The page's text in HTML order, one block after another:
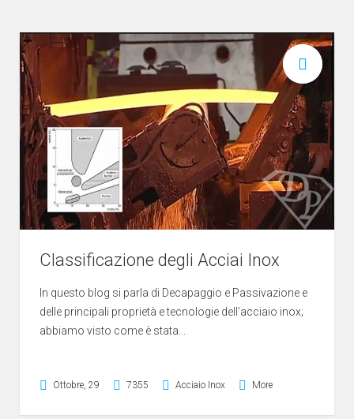
Classificazione degli Acciai Inox
In questo blog si parla di Decapaggio e Passivazione e
delle principali proprietà e tecnologie dell’acciaio inox;
abbiamo visto come è stata...
Ottobre, 29 7355 Acciaio Inox More